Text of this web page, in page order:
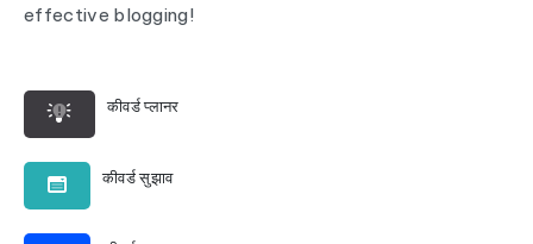
effective blogging!
कीवर्ड प्लानर
कीवर्ड सुझाव